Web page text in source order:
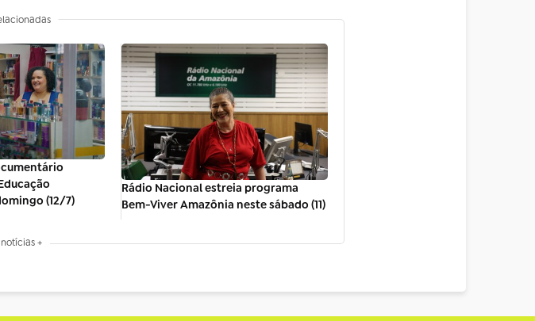
(12/7)
Rádio Nacional estreia programa
Bem-Viver Amazônia neste sábado (11)
+